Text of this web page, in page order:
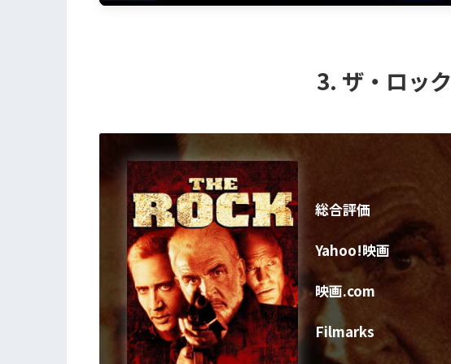
3. ザ・ロック
総合評価
Yahoo!映画
映画.com
Filmarks